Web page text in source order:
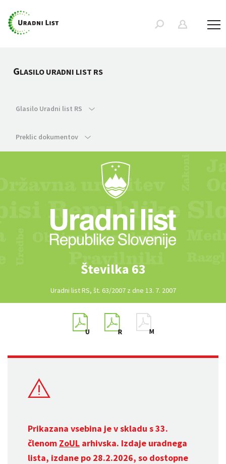
GLASILO URADNI LIST RS
Glasilo Uradni list RS
Preklic dokumentov
Številka 63
Uradni list RS, št. 63/2007 z dne 13. 7. 2007
Prikazana vsebina je v skladu s 33.
členom ZoUL arhivska. Izdaje uradnega
lista, izdane po 28.2.2026, so dostopne